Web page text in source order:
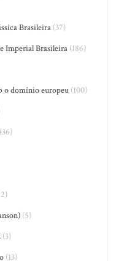
Brasileira (37)
Imperial Brasileira (186)
o domínio europeu(100)
(36)
(5)
(3)
(13)